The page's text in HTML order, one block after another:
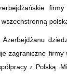
zagraniczne
z Polską.